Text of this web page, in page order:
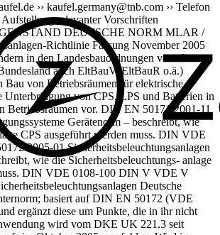
›› kaufel.germany@tnb.com ›› Telefon
relevanter Vorschriften
DEUTSCHE NORM MLAR /
Richtlinie Fassung November 2005
in den Landesbauordnungen verankert.
auch EltBauV, EltBauR o.ä.)
Bau von Betriebsräumen für elektrische
Unterbringung von CPS, LPS und Batterien in
Betriebsräumen vor. DIN EN 50171:2001-11
Gerätenorm – beschreibt, wie
CPS ausgeführt werden muss. DIN VDE
01 Sicherheitsbeleuchtungsanlagen
wie die Sicherheitsbeleuchtungs- anlage
DIN VDE 0108-100 DIN V VDE V
Deutsche
basiert auf DIN EN 50172 (VDE
ergänzt diese um Punkte, die in ihr nicht
wird vom DKE UK 221.3 seit